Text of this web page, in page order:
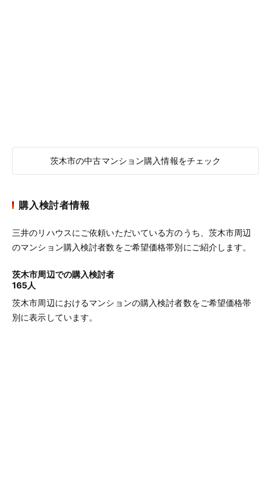
茨木市の中古マンション購入情報をチェック
購入検討者情報
三井のリハウスにご依頼いただいている方のうち、茨木市周辺
のマンション購入検討者数をご希望価格帯別にご紹介します。
茨木市周辺での購入検討者
165人
茨木市周辺におけるマンションの購入検討者数をご希望価格帯
別に表示しています。